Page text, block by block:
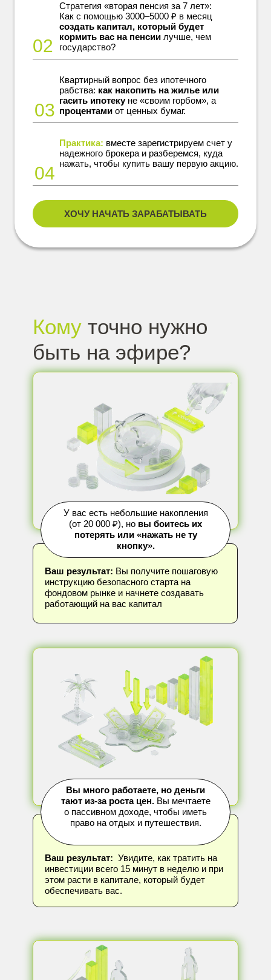
02
Стратегия «вторая пенсия за 7 лет»:
Как с помощью 3000–5000 ₽ в месяц
создать капитал, который будет
кормить вас на пенсии лучше, чем
государство?
03
Квартирный вопрос без ипотечного
рабства: как накопить на жилье или
гасить ипотекуне «своим горбом», а
процентами от ценных бумаг.
04
Практика: вместе зарегистрируем счет у
надежного брокера и разберемся, куда
нажать, чтобы купить вашу первую акцию.
ХОЧУ НАЧАТЬ ЗАРАБАТЫВАТЬ
Кому точно нужно
быть на эфире?
Ваш результат: Вы получите пошаговую
инструкцию безопасного старта на
фондовом рынке и начнете создавать
работающий на вас капитал
У вас есть небольшие накопления
(от 20 000 ₽), но вы боитесь их
потерять или «нажать не ту
кнопку».
Ваш результат: Увидите, как тратить на
инвестиции всего 15 минут в неделю и при
этом расти в капитале, который будет
обеспечивать вас.
Вы много работаете, но деньги
тают из-за роста цен.Вы мечтаете
о пассивном доходе, чтобы иметь
право на отдых и путешествия.